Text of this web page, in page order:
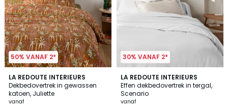
50% VANAF 2*
LA REDOUTE INTERIEURS
Dekbedovertrek in gewassen
katoen, Juliette
vanaf
30% VANAF 2*
LA REDOUTE INTERIEURS
Effen dekbedovertrek in tergal,
Scenario
vanaf
4
/
5
15
Kleuren